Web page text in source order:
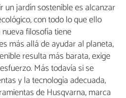
un jardín sostenible es alcanzar
con todo lo que ello
filosofía tiene
más allá de ayudar al planeta,
resulta más barata, exige
Más todavía si se
y la tecnología adecuada,
de Husqvarna, marca